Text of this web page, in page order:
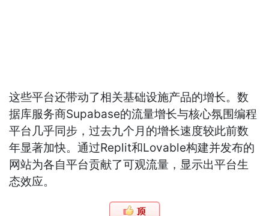
这些平台还带动了相关基础设施产品的增长。数
据库服务商Supabase的流量增长与核心氛围编程
平台几乎同步，过去九个月的增长速度较此前数
年显著加快。通过Replit和Lovable构建并发布的
网站为各自平台贡献了可观流量，显示出平台生
态效应。